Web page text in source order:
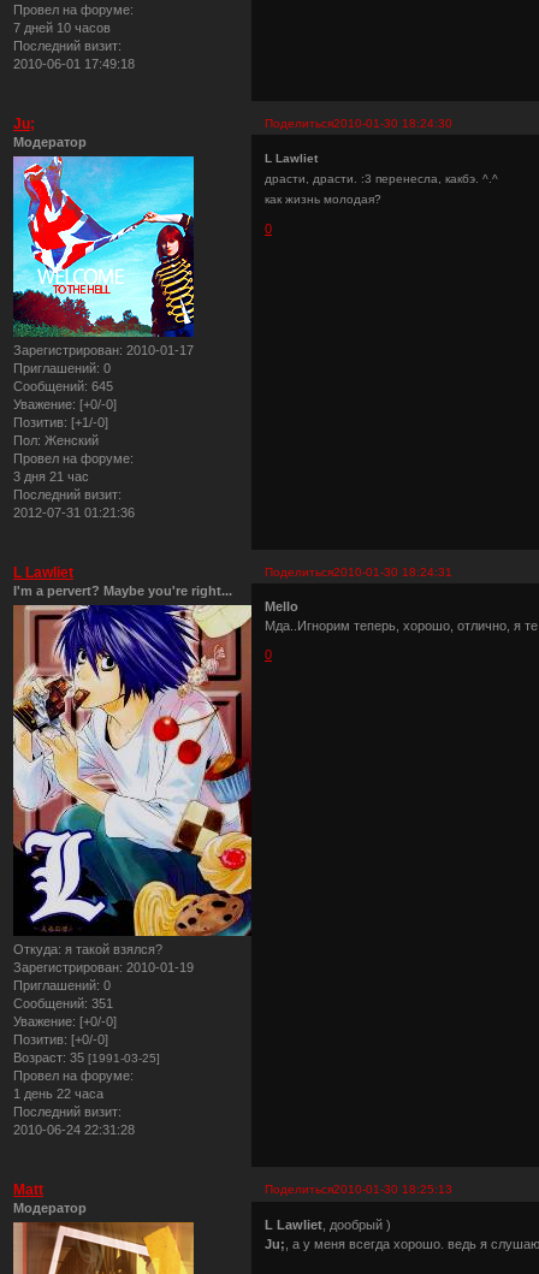
Провел на форуме:
7 дней 10 часов
Последний визит:
2010-06-01 17:49:18
Поделиться2010-01-30 18:24:30
Ju;
Модератор
Зарегистрирован: 2010-01-17
Приглашений: 0
Сообщений: 645
Уважение: [+0/-0]
Позитив: [+1/-0]
Пол: Женский
Провел на форуме:
3 дня 21 час
Последний визит:
2012-07-31 01:21:36
L Lawliet
драсти, драсти. :3 перенесла, какбэ. ^.^
как жизнь молодая?
0
Поделиться2010-01-30 18:24:31
L Lawliet
I'm a pervert? Maybe you're right...
Откуда: я такой взялся?
Зарегистрирован: 2010-01-19
Приглашений: 0
Сообщений: 351
Уважение: [+0/-0]
Позитив: [+0/-0]
Возраст: 35 [1991-03-25]
Провел на форуме:
1 день 22 часа
Последний визит:
2010-06-24 22:31:28
Mello
Мда..Игнорим теперь, хорошо, отлично, я те
0
Поделиться2010-01-30 18:25:13
Matt
Модератор
L Lawliet , дообрый )
Ju; , а у меня всегда хорошо. ведь я